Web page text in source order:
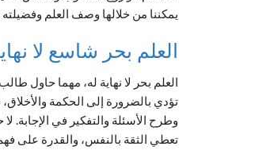
يمكننا من خلالها وصف العلم وفضيلته
العلم بحر شاسع لا
العلم بحر لا نهاية له، مهما حاول
تؤدي بالضرورة إلى الحكمة
وطرح الأسئلة والتفكير في الإجابة.
تعطي الثقة بالنفس، والقدرة على